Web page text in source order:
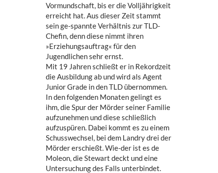
Vormundschaft, bis er die Volljährigkeit
erreicht hat. Aus dieser Zeit stammt
sein ge-spannte Verhältnis zur TLD-
Chefin, denn diese nimmt ihren
»Erziehungsauftrag« für den
Jugendlichen sehr ernst.
Mit 19 Jahren schließt er in Rekordzeit
die Ausbildung ab und wird als Agent
Junior Grade in den TLD übernommen.
In den folgenden Monaten gelingt es
ihm, die Spur der Mörder seiner Familie
aufzunehmen und diese schließlich
aufzuspüren. Dabei kommt es zu einem
Schusswechsel, bei dem Landry drei der
Mörder erschießt. Wie-der ist es de
Moleon, die Stewart deckt und eine
Untersuchung des Falls unterbindet.